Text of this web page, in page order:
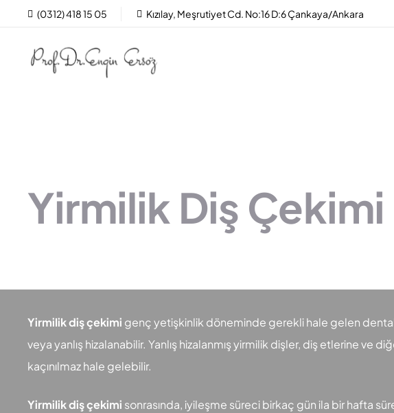
(0312) 418 15 05 Kızılay, Meşrutiyet Cd. No:16 D:6 Çankaya/Ankara
Yirmilik Diş Çekimi
Yirmilik diş çekimi genç yetişkinlik döneminde gerekli hale gelen dental
veya yanlış hizalanabilir. Yanlış hizalanmış yirmilik dişler, diş etlerine ve
kaçınılmaz hale gelebilir.
Yirmilik diş çekimi sonrasında, iyileşme süreci birkaç gün ila bir hafta